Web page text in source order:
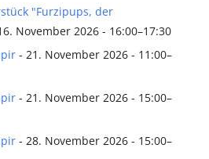
"Furzipups, der
November 2026 - 16:00–17:30
- 21. November 2026 - 11:00–
- 21. November 2026 - 15:00–
- 28. November 2026 - 15:00–